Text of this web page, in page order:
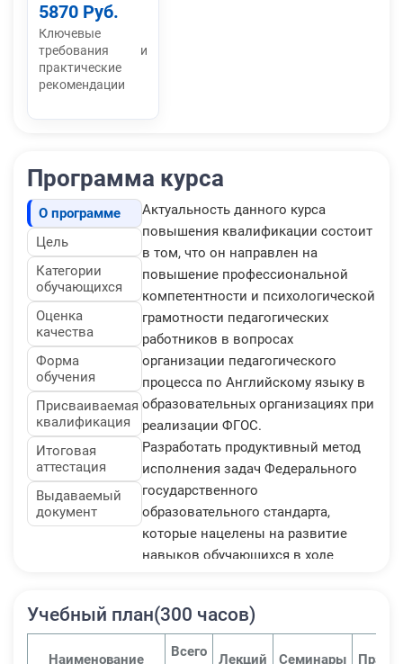
5870 Руб.
Ключевые
требования и
практические
рекомендации
Программа курса
О программе
Цель
Категории
обучающихся
Оценка
качества
Форма
обучения
Присваиваемая
квалификация
Итоговая
аттестация
Выдаваемый
документ
Актуальность данного курса
повышения квалификации состоит
в том, что он направлен на
повышение профессиональной
компетентности и психологической
грамотности педагогических
работников в вопросах
организации педагогического
процесса по Английскому языку в
образовательных организациях при
реализации ФГОС.
Разработать продуктивный метод
исполнения задач Федерального
государственного
образовательного стандарта,
которые нацелены на развитие
навыков обучающихся в ходе
английскому языку, которые будут
Учебный план(300 часов)
Наименование
Всего
Лекций Семинары